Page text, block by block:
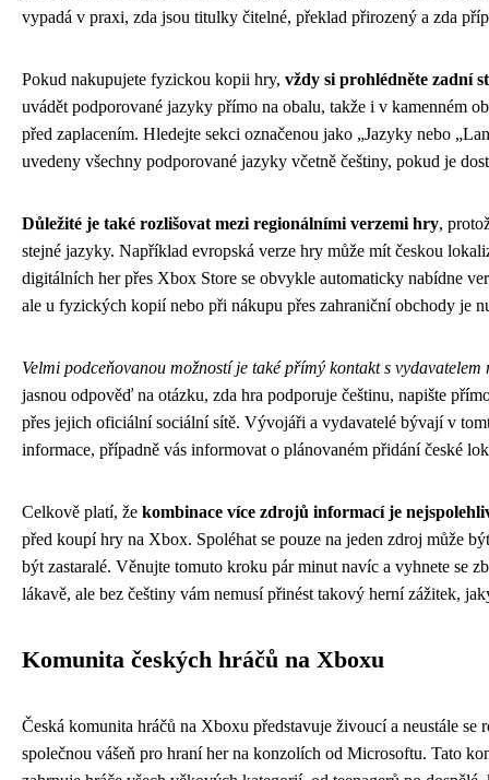
vypadá v praxi, zda jsou titulky čitelné, překlad přirozený a zda
Pokud nakupujete fyzickou kopii hry, vždy si prohlédněte zadní
uvádět podporované jazyky přímo na obalu, takže i v kamenném
před zaplacením. Hledejte sekci označenou jako „Jazyky nebo
uvedeny všechny podporované jazyky včetně češtiny, pokud je
Důležité je také rozlišovat mezi regionálními verzemi hry,
stejné jazyky. Například evropská verze hry může mít českou
digitálních her přes Xbox Store se obvykle automaticky nabídne
ale u fyzických kopií nebo při nákupu přes zahraniční obchody je
Velmi podceňovanou možností je také přímý kontakt s
jasnou odpověď na otázku, zda hra podporuje češtinu, napište
přes jejich oficiální sociální sítě. Vývojáři a vydavatelé bývají v
informace, případně vás informovat o plánovaném přidání české
Celkově platí, že kombinace více zdrojů informací je
před koupí hry na Xbox. Spoléhat se pouze na jeden zdroj může
být zastaralé. Věnujte tomuto kroku pár minut navíc a vyhnete se
lákavě, ale bez češtiny vám nemusí přinést takový herní zážitek,
Komunita českých hráčů na Xboxu
Česká komunita hráčů na Xboxu představuje živoucí a neustále
společnou vášeň pro hraní her na konzolích od Microsoftu. Tato